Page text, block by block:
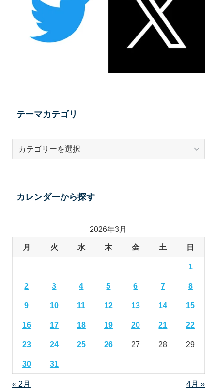
テーマカテゴリ
カレンダーから探す
2026年3月
月 火 水 木 金 土 日
1
2 3 4 5 6 7 8
9 10 11 12 13 14 15
16 17 18 19 20 21 22
23 24 25 26 27 28 29
30 31
« 2月 4月 »